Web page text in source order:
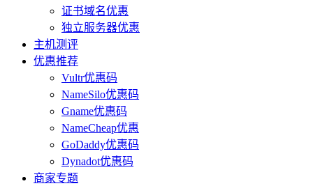
证书域名优惠
独立服务器优惠
主机测评
优惠推荐
Vultr优惠码
NameSilo优惠码
Gname优惠码
NameCheap优惠
GoDaddy优惠码
Dynadot优惠码
商家专题